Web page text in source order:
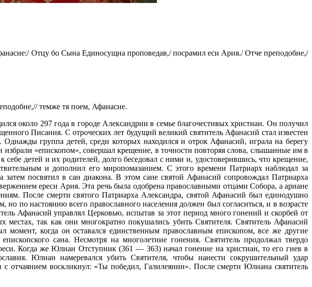
Отцу бо Сына Единосущна проповедав,/ посрамил еси Ария./ Отче преподобне,/
темже тя поем, Афанасие.
около 297 года в городе Александрии в семье благочестивых христиан. Он получил
Писания. С отроческих лет будущий великий святитель Афанасий стал известен
группа детей, среди которых находился и отрок Афанасий, играла на берегу
избрали «епископом», совершал крещение, в точности повторяя слова, слышанные им в
детей и их родителей, долго беседовал с ними и, удостоверившись, что крещение,
и дополнил его миропомазанием. С этого времени Патриарх наблюдал за
посвятил в сан диакона. В этом сане святой Афанасий сопровождал Патриарха
ереси Ария. Эта речь была одобрена православными отцами Собора, а ариане
После смерти святого Патриарха Александра, святой Афанасий был единодушно
по настоянию всего православного населения должен был согласиться, и в возрасте
Афанасий управлял Церковью, испытав за этот период много гонений и скорбей от
так как они многократно покушались убить Святителя. Святитель Афанасий
момент, когда он оставался единственным православным епископом, все же другие
сана. Несмотря на многолетние гонения. Святитель продолжал твердо
Когда же Юлиан Отступник (361 — 363) начал гонение на христиан, то его гнев в
Юлиан намеревался убить Святителя, чтобы нанести сокрушительный удар
отчаянием воскликнул: «Ты победил, Галилеянин». После смерти Юлиана святитель